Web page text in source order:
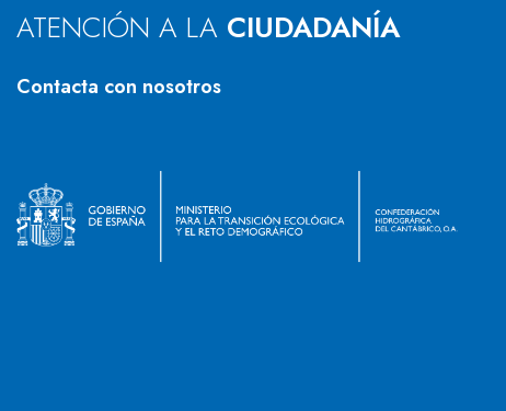
ATENCIÓN A LA CIUDADANÍA
Contacta con nosotros